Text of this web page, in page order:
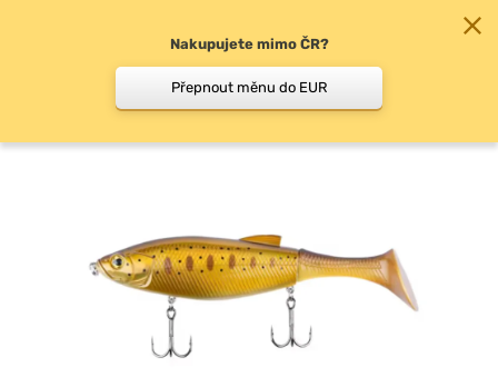
Nakupujete mimo ČR?
Přepnout měnu do EUR